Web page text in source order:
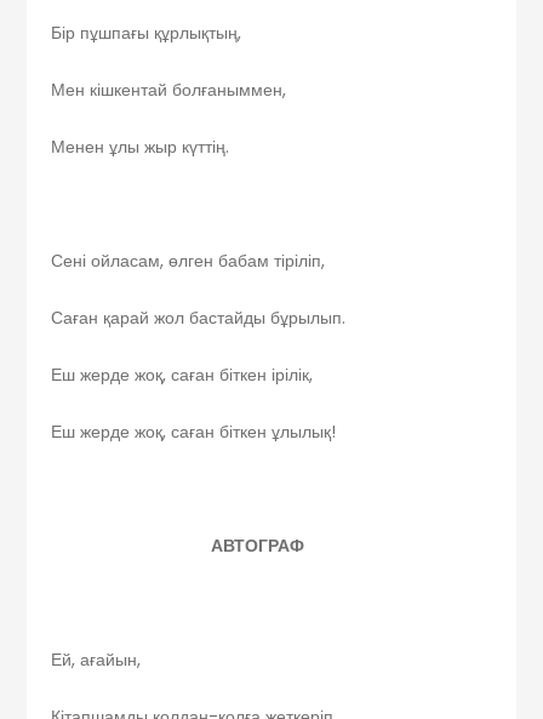
Бір пұшпағы құрлықтың,
Мен кішкентай болғаныммен,
Менен ұлы жыр күттің.
Сені ойласам, өлген бабам тіріліп,
Саған қарай жол бастайды бұрылып.
Еш жерде жоқ, саған біткен ірілік,
Еш жерде жоқ, саған біткен ұлылық!
АВТОГРАФ
Ей, ағайын,